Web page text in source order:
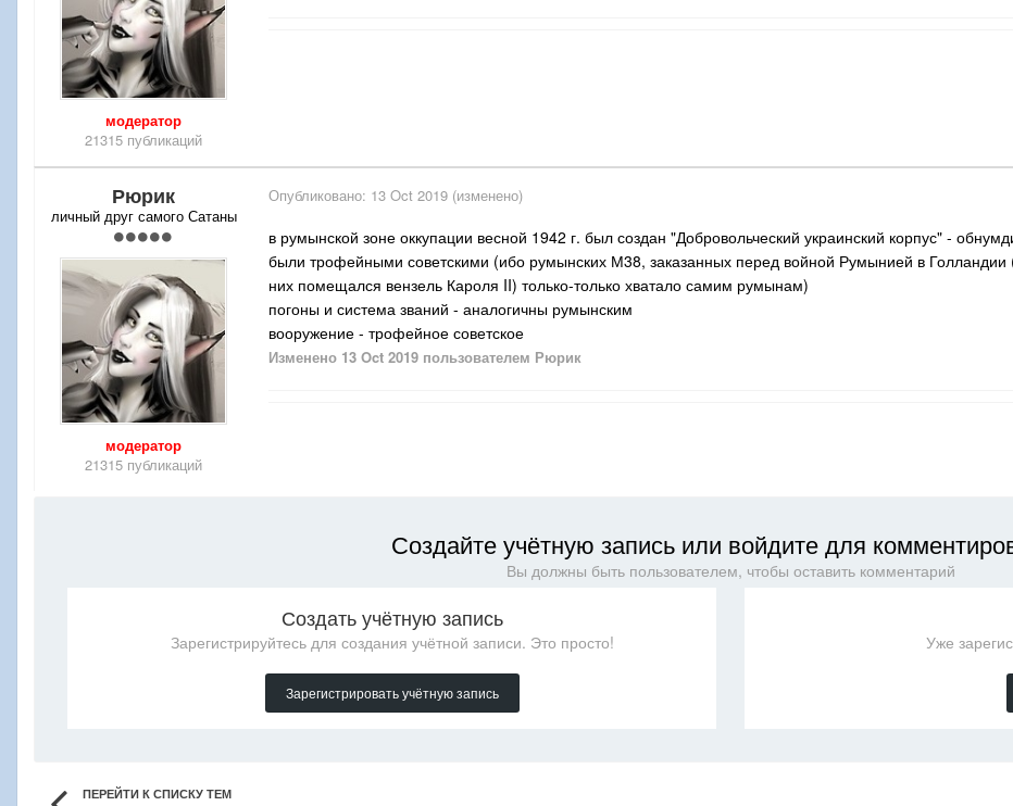
модератор
21315 публикаций
Рюрик
личный друг самого Сатаны
модератор
21315 публикаций
Опубликовано: 13 Oct 2019 (изменено)
в румынской зоне оккупации весной 1942 г. был создан "Добровольческий украинский корпус" -
были трофейными советскими (ибо румынских М38, заказанных перед войной Румынией в Голландии
них помещался вензель Кароля II) только-только хватало самим румынам)
погоны и система званий - аналогичны румынским
вооружение - трофейное советское
Изменено 13 Oct 2019 пользователем Рюрик
Создайте учётную запись или войдите для
Вы должны быть пользователем, чтобы оставить комментарий
Создать учётную запись
Зарегистрируйтесь для создания учётной записи. Это просто!
Зарегистрировать учётную запись
Уже
ПЕРЕЙТИ К СПИСКУ ТЕМ